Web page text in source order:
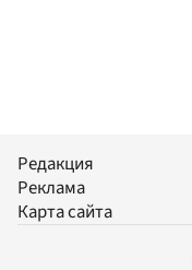
Редакция
Реклама
Карта сайта